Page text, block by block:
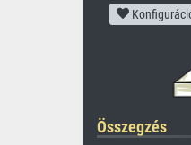
Összegzés